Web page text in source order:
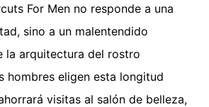
For Men no responde a una
sino a un malentendido
la arquitectura del rostro
hombres eligen esta longitud
visitas al salón de belleza,